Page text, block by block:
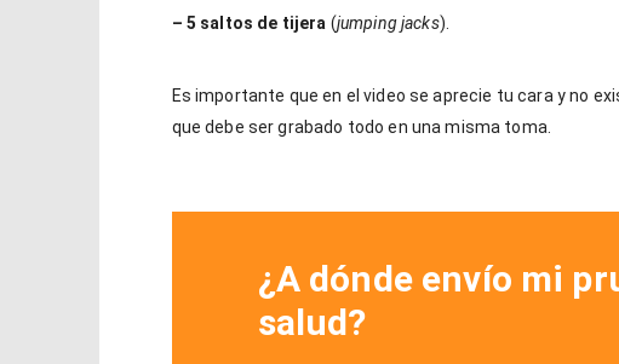
– 5 saltos de tijera (jumping jacks).
Es importante que en el video se aprecie tu cara y no
que debe ser grabado todo en una misma toma.
¿A dónde envío mi
salud?